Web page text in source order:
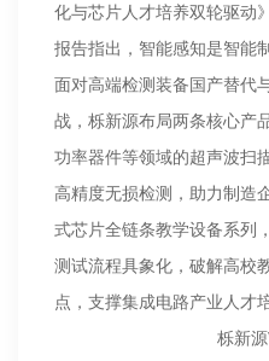
化与芯片人才培养双轮驱动
报告指出，智能感知是智能
面对高端检测装备国产替代
战，栎新源布局两条核心产
功率器件等领域的超声波扫
高精度无损检测，助力制造
式芯片全链条教学设备系列
测试流程具象化，破解高校
点，支撑集成电路产业人才
栎新